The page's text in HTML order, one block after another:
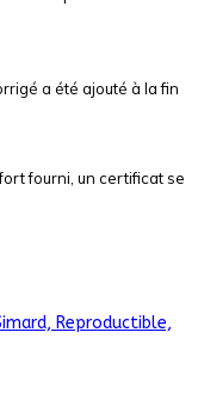
a été ajouté à la fin
fourni, un certificat se